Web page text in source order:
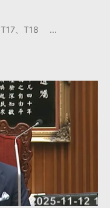
T17、T18 ...